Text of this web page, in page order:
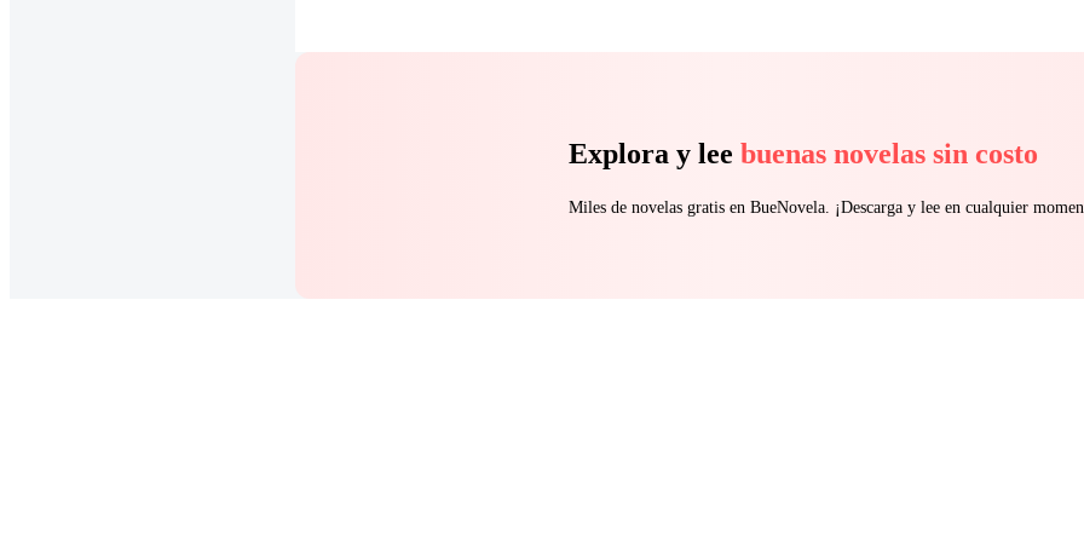
Explora y lee buenas novelas sin costo
Miles de novelas gratis en BueNovela. ¡Descarga y lee en cualquier